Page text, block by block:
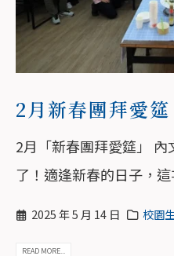
2月新春團拜愛筵
2月「新春團拜愛筵」
了！適逢新春的日子，
2025 年 5 月 14 日 校園
READ MORE...